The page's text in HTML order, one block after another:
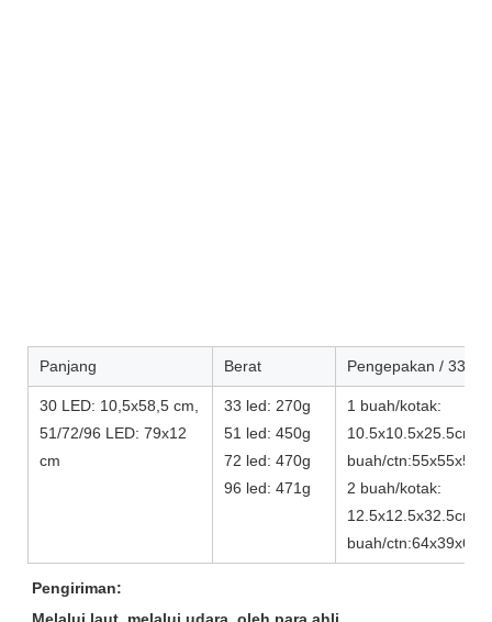
Panjang Berat Pengepakan / 33 led
30 LED: 10,5x58,5 cm,
51/72/96 LED: 79x12
cm
33 led: 270g
51 led: 450g
72 led: 470g
96 led: 471g
1 buah/kotak:
10.5x10.5x25.5cm/
buah/
2 buah/kotak:
12.5x12.5x32.5cm/
buah/
Pengiriman: